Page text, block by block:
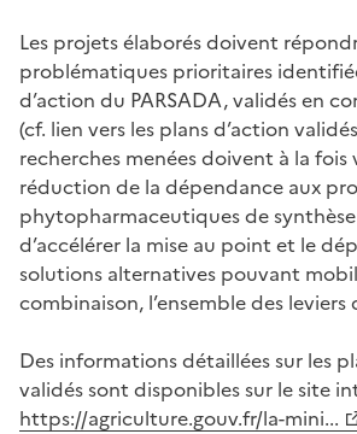
Les projets élaborés doivent
problématiques prioritaires
d’action du PARSADA, validés en
(cf. lien vers les plans d’action
recherches menées doivent à la fois
réduction de la dépendance aux
phytopharmaceutiques de
d’accélérer la mise au point et le
solutions alternatives pouvant
combinaison, l’ensemble des leviers
Des informations détaillées sur les
validés sont disponibles sur le site
https://agriculture.gouv.fr/la-mini...